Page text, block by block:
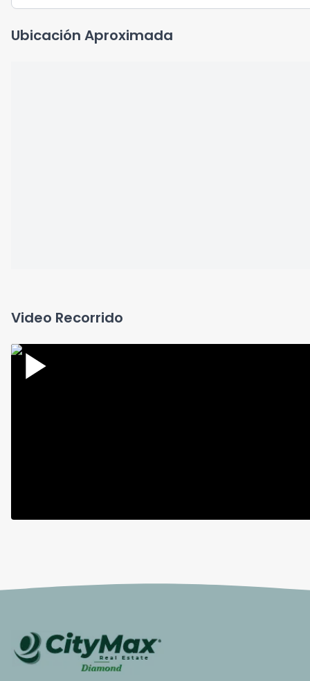
Ubicación Aproximada
Video Recorrido